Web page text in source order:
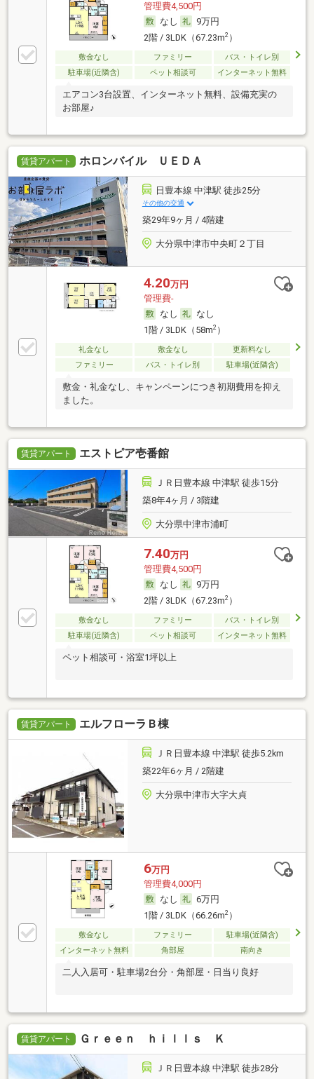
管理費4,500円
なし
9万円
2階 / 3LDK（67.23m2）
敷金なし ファミリー
バス・トイレ別
駐車場(近隣含)
ペット相談可 インターネット無料
エアコン3台設置、インターネット無料、設備充実の
お部屋♪
賃貸アパート ホロンバイル ＵＥＤＡ
日豊本線 中津駅 徒歩25分
その他の交通
築29年9ヶ月 / 4階建
大分県中津市中央町２丁目
4.20万円
管理費-
なし
なし
1階 / 3LDK（58m2）
礼金なし 敷金なし
更新料なし
ファミリー
バス・トイレ別 駐車場(近隣含)
敷金・礼金なし、キャンペーンにつき初期費用を抑え
ました。
賃貸アパート エストピア壱番館
ＪＲ日豊本線 中津駅 徒歩15分
築8年4ヶ月 / 3階建
大分県中津市浦町
7.40万円
管理費4,500円
なし
9万円
2階 / 3LDK（67.23m2）
敷金なし ファミリー
バス・トイレ別
駐車場(近隣含)
ペット相談可 インターネット無料
ペット相談可・浴室1坪以上
賃貸アパート エルフローラＢ棟
ＪＲ日豊本線 中津駅 徒歩5.2km
築22年6ヶ月 / 2階建
大分県中津市大字大貞
6万円
管理費4,000円
なし
6万円
1階 / 3LDK（66.26m2）
敷金なし ファミリー
駐車場(近隣含)
インターネット無料
角部屋 南向き
二人入居可・駐車場2台分・角部屋・日当り良好
賃貸アパート Ｇｒｅｅｎ ｈｉｌｌｓ Ｋ
ＪＲ日豊本線 中津駅 徒歩28分